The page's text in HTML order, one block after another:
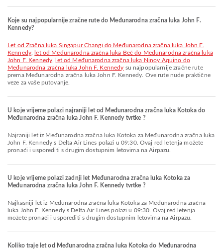
Koje su najpopularnije zračne rute do Međunarodna zračna luka John F.
Kennedy?
let od Zračna luka Singapur Changi do Međunarodna zračna luka John F.
Kennedy,
let od Međunarodna zračna luka Beč do Međunarodna zračna luka
John F. Kennedy
let od Međunarodna zračna luka Ninoy Aquino do
Međunarodna zračna luka John F. Kennedy su najpopularnije zračne rute
prema Međunarodna zračna luka John F. Kennedy. Ove rute nude praktične
veze za vaše putovanje.
U koje vrijeme polazi najraniji let od Međunarodna zračna luka Kotoka do
Međunarodna zračna luka John F. Kennedy tvrtke ?
Najraniji let iz Međunarodna zračna luka Kotoka za Međunarodna zračna luka
John F. Kennedy s Delta Air Lines polazi u 09:30. Ovaj red letenja možete
pronaći i usporediti s drugim dostupnim letovima na Airpazu.
U koje vrijeme polazi zadnji let Međunarodna zračna luka Kotoka za
Međunarodna zračna luka John F. Kennedy tvrtke ?
Najkasniji let iz Međunarodna zračna luka Kotoka za Međunarodna zračna
luka John F. Kennedy s Delta Air Lines polazi u 09:30. Ovaj red letenja
možete pronaći i usporediti s drugim dostupnim letovima na Airpazu.
Koliko traje let od Međunarodna zračna luka Kotoka do Međunarodna